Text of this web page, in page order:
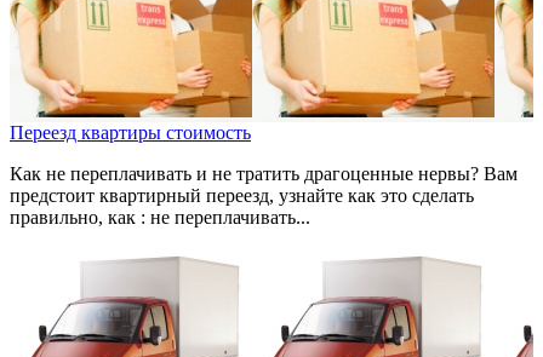
Переезд квартиры стоимость
Как не переплачивать и не тратить драгоценные нервы? Вам
предстоит квартирный переезд, узнайте как это сделать
правильно, как : не переплачивать...